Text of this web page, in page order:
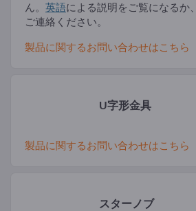
ん。 英語による説明をご覧になるか
ご連絡ください。
製品に関するお問い合わせはこちら
U字形金具
製品に関するお問い合わせはこちら
スターノブ